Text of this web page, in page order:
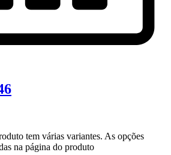
tem várias variantes. As opções
na página do produto